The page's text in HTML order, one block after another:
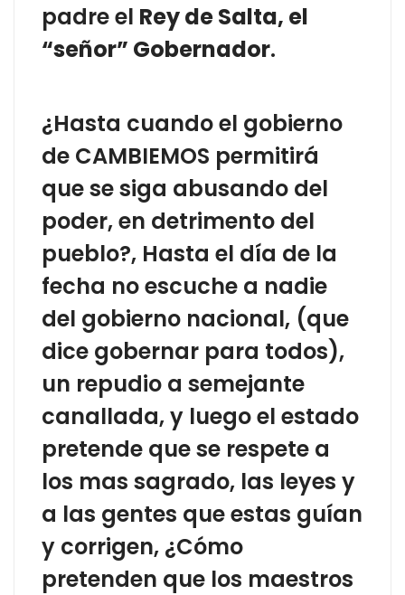
padre el Rey de Salta, el
“señor” Gobernador.
¿Hasta cuando el gobierno
de CAMBIEMOS permitirá
que se siga abusando del
poder, en detrimento del
pueblo?, Hasta el día de la
fecha no escuche a nadie
del gobierno nacional, (que
dice gobernar para todos),
un repudio a semejante
canallada, y luego el estado
pretende que se respete a
los mas sagrado, las leyes y
a las gentes que estas guían
y corrigen, ¿Cómo
pretenden que los maestros